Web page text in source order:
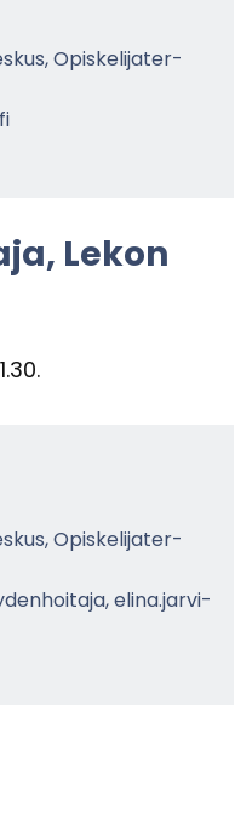
Opis­ke­li­ja­ter­
Lekon
Opis­ke­li­ja­ter­
elina.jar­vi­